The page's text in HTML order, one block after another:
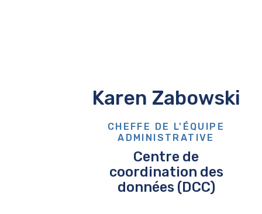
Karen Zabowski
CHEFFE DE L'ÉQUIPE
ADMINISTRATIVE
Centre de
coordination des
données (DCC)